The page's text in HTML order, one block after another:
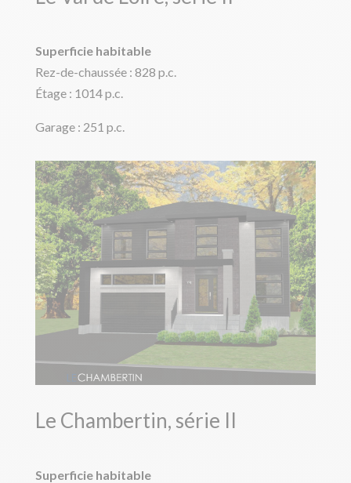
Superficie habitable
Rez-de-chaussée : 828 p.c.
Étage : 1014 p.c.
Garage : 251 p.c.
Le Chambertin, série II
Superficie habitable